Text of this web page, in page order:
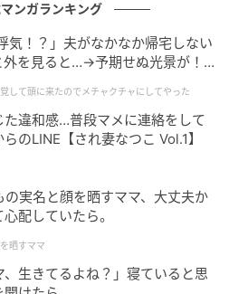
ンガランキング
気！？」夫がなかなか帰宅しない
外を見ると…→予期せぬ光景が！
てやった
して頭に来たのでメチャクチャにしてやった
た違和感…普段マメに連絡をして
のLINE【され妻なつこ Vol.1】
実名と顔を晒すママ、大丈夫か
配していたら。
晒すママ
生きてるよね？」寝ていると思